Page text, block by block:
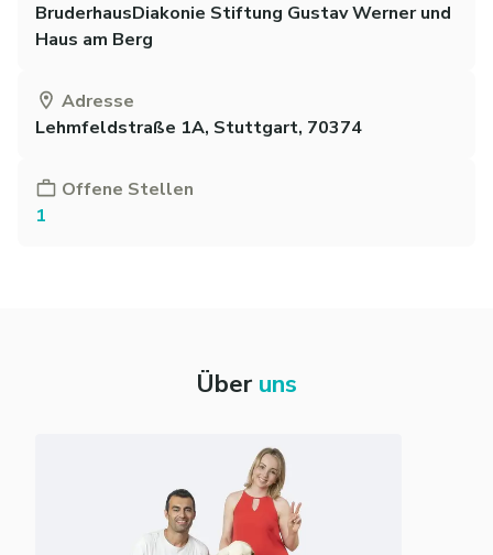
BruderhausDiakonie Stiftung Gustav Werner und
Haus am Berg
Adresse
Lehmfeldstraße 1A, Stuttgart, 70374
Offene Stellen
1
Über uns